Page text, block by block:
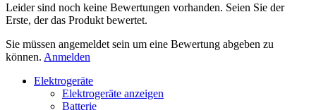
Leider sind noch keine Bewertungen vorhanden. Seien Sie der
Erste, der das Produkt bewertet.
Sie müssen angemeldet sein um eine Bewertung abgeben zu
können. Anmelden
Elektrogeräte
Elektrogeräte anzeigen
Batterie